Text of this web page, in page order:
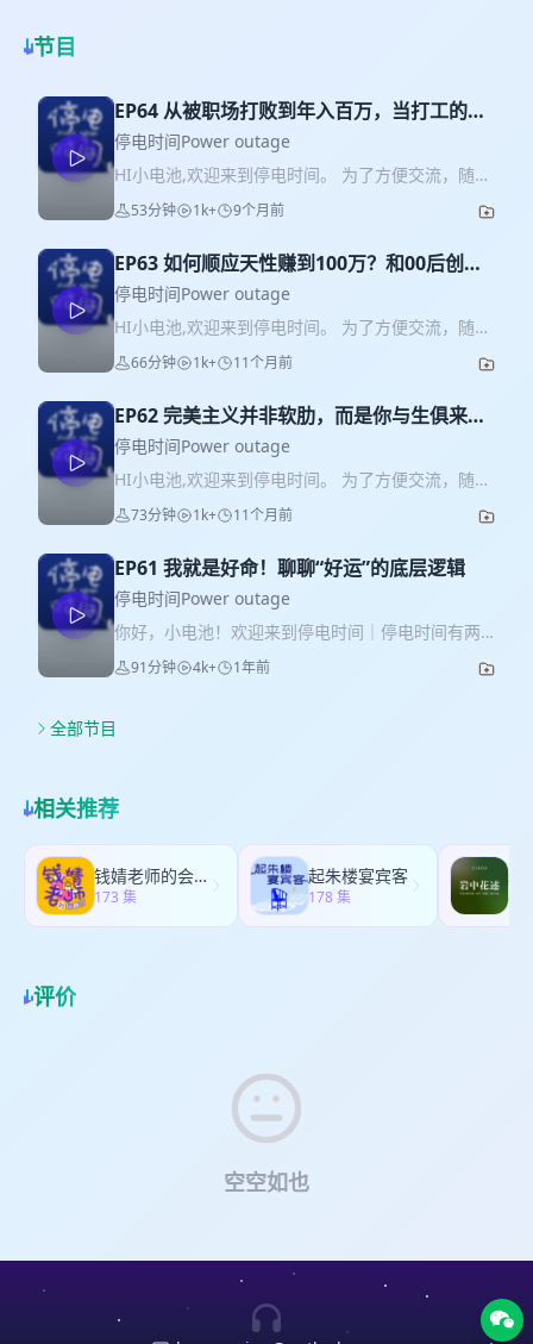
节目
EP64 从被职场打败到年入百万，当打工的路
走不通，我们还有多少种活法？
停电时间Power outage
HI小电池,欢迎来到停电时间。 为了方便交流，随七
&咸宝有两个群，添加咸宝微信：Salt_Cbb获取入群
方式。 🎙️听友交流群｜🎁好物分享群 如果你也想
为我们的一员，期待与你链接～ 最近听到一句话比
较感触，“东亚小孩的一生，好像一直都在不停上
岸……” 可是，从来没人告诉我们岸在哪里？我们终
极的追求、要抵达的是哪里？“自由职业者”咸宝和创
业6年靠自媒体起家年入百万的书豪，今天要聊到职
走不远，那是不是意味着——你并不适合打工？” 这
次对话里，我们重新定义了“工作”：不仅朝九晚六，
收入稳定的上班才是“工作”；任何用才华创造的价
值，能兑现一份收入的都可以是“工作”。 基于此那
么职场对部分人而言，是否是一个束缚住人产生更
质，详细拆解现在依然正在红利期的副业项目——
小红书电商。为什么小红书电商更适合素人，以及
它还能火多久？ 希望你收听愉快🍃 时间索引>>
04:11跟职场水土不服的那些年——职场不匹配的根
了”，但依然不行？ 15:16很多人以为创业是一种野
结了他3年小红书电商创业经历的《年入50w小红书
电商秘笈》以及100个由他亲自带教免费的3天直播
体验课，手把手教大家0成本开小红书店铺，先到先
得！ 扫码添加书豪：YJJY1024 or 添加咸宝，备注：
停电时间（注意：不备注不计入名额哦！） 相关单
集>> EP63 如何顺应天性赚到100万？和00后创业者
众号：停电时间Power outage 商务&投稿邮箱:
poweroutage@163.com
Salt_cbb(请备注品牌及来意） 播客收听平台：苹果
播客、网易云、爱发电、汽水儿、小宇宙、喜马拉
雅、微信听书 Spotify、Google podcast、Apple
podcast、Pocket Casts 如果喜欢本期播客，欢迎
53分钟 1k+ 9个月前
EP63 如何顺应天性赚到100万？和00后创业
者聊聊流量、销售与商业闭环
停电时间Power outage
HI小电池,欢迎来到停电时间。 为了方便交流，随七
&咸宝有两个群，添加咸宝微信：Salt_Cbb获取入群
方式。 🎙️听友交流群｜🎁好物分享群 如果你也想
为我们的一员，期待与你链接～ 00后创业者吸金能
力恐怖如斯。 君子是00后的创业者，从普通家庭大
专出身，靠精准识别自己的个人优势，积累7年自媒
体经验，确定写作能力作为其深耕的领域。在十有
九败的创业路上，顺利完成从流量-销售-交付的闭
创业者的追求跟社会评价很不一样。 君子是在玩一
种打包自己，通过长期积累在未来不断堆肥的无限
游戏。所以拆解并学习他的成功路径，代入小电池
们的视角，会从君子一无所有的时候，如何识别发
掘自己的个人优势，打造自己的核心竞争力；并在
盘个人的核心资源 05:50 挑选副业的原则07:42 一
什么技能在职场拥有议价权21:59 从1-100，一人公
司完成商业闭环 离开职场后的自媒体探索32:17 商
业链路的不同环节，职场人哪些技能有用38:32 职场
学不到的技能如何补足41:50 背靠资源可持续发展的
间（注意：不备注不计入名额哦！） 🔋5天体验营
即能对接字节、中国银行头部供稿资源 相关单集>>
EP46 钱越花越有？和搞钱学姐陈雪聊聊如何聪明地
主聊聊赚钱野路子 EP10 怎么让赚钱成为必然？聊聊
店：停电时间买手店 微博：停电时间Power outage
小红书：停电时间Power outage 公众号：停电时间
Power outage 商务&投稿邮箱:
poweroutage@163.com
商务联系微信：
66分钟 1k+ 11个月前
EP62 完美主义并非软肋，而是你与生俱来的
天赋
停电时间Power outage
HI小电池,欢迎来到停电时间。 为了方便交流，随七
&咸宝有两个群，添加咸宝微信：Salt_Cbb获取入群
方式。 🎙️听友交流群｜🎁好物分享群 如果你也想
为我们的一员，期待与你链接～ 每次写文章，都会
反复读好多遍，一会儿觉得这个句子顺序不太对，
一会儿又纠结某个标点是不是更合适，不修改到自
己看着顺眼，根本发不出去。 身边经常有人跟我说
“完成比完美重要”“不可能写出百分之百满意的东
二人生是本书的主播/人生教练Tiffany来跟我们一起
向，借助测试将完美主义细分为五种特质，不去探
讨如何彻底摆脱它，而是厘清“完美主义”何时是一种
优势，何时又成为负担。在什么情境下值得发挥那
种“做到最好”的执念，又有哪些时刻，我们需要学会
09:43 当“完美”出现在关系中，我们的真实感受是什
么？什么“高标准行为”是你欣赏的？ 完美主义带来
了什么：礼物 vs 枷锁 * 29:55 有没有哪件事，你现
在回头看，会感谢自己当时坚持了“高标准”？ 我们
如何与“完美”共处？ * 40:55 有没有什么事，是你以
前要“做到100”，现在愿意“做70分”了？ 🔋停电时间
陪伴，抑或开启人生第二曲线，欢迎感兴趣的小电
池们前来了解，试听课程👇 相关单集>> EP40 女本
位的世界有多爽？分享那些女力全开的「她」故事
EP36 听说30岁以后的人生很爽，但没想到这么爽！
73分钟 1k+ 11个月前
EP61 我就是好命！聊聊“好运”的底层逻辑
停电时间Power outage
你好，小电池！欢迎来到停电时间｜停电时间有两
个群 ➡️添加「咸宝」微信（Salt_Cbb），获取入群
方式（备注听友/副业/好物） 👭听友&成长群： 一
聊护肤&美食&养生 2️⃣停电时间自媒体&副业经验分
享，包括如何从0-1度过冷启动，怎么勇敢行动，资
料无偿分享！ 如果你也想加入一个温暖有支持，充
满高能量的社群，欢迎成为我们的一员，期待与你
链接～ 都说时也运也，命运真的是注定的吗？ 有时
我们羡慕别人的“好命”，却不曾细想，好命究竟意味
同时还给热爱留有空间，坚持跳舞，是一名有8年舞
龄的舞蹈老师。 围绕“好命女孩”话题，我们从性格
与命运的关联，聊聊好命的特征。 才发现那些看似
己的经历诠释了什么是“有主见就有好运”，如何从标
的自己，并愿意坚定地走下去。希望听到节目的每
位小电池今日充能满满🔋 时间索引>> 01:04 什么是
“命” 与 “运”？ * 认识 “命”：自我认知的反差 08:52
91分钟 4k+ 1年前
全部节目
相关推荐
钱婧老师的会客厅
173 集
起朱楼宴宾客
178 集
岩
84
评价
空空如也